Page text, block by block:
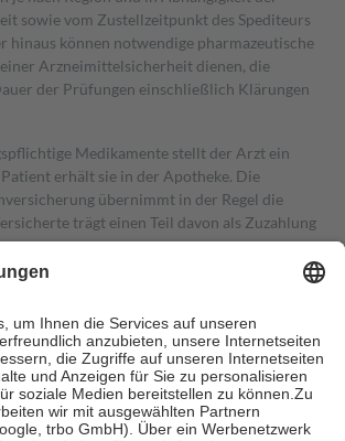
sowie vom Zustellzeitpunkt des Spediteurs
hinaus können notwendige pharmazeutische
Arzneimittelsicherheit dienen, die
der Prüfungen einschließlich Klärungen
Medikamente stellt der Arzt ein
Patient erhält sie in der Apotheke. Die
übernimmt in der Regel die
trägt einen Teil davon als Zuzahlung
Mitglieder Zuzahlungen in Höhe von zehn
Es sind jedoch nie mehr als die tatsächlichen
zu entrichten.
grundsätzlich auch für Online-Apotheken.
Krankenpflege beträgt die
der Kosten sowie zehn Euro je